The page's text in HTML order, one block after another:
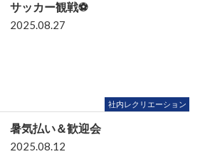
サッカー観戦⚽
社内レクリエーション
2025.08.27
暑気払い＆歓迎会
2025.08.12